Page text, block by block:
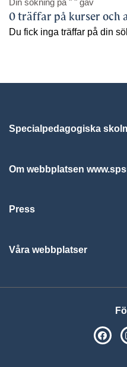
Din sökning på " " gav
0 träffar på kurser och
Du fick inga träffar på din
Specialpedagogiska
Om webbplatsen
Press
Våra webbplatser